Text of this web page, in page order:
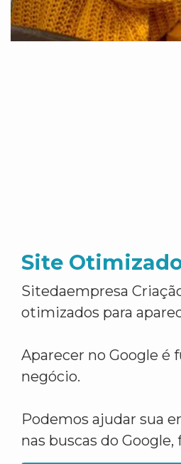
Site
Sitedaempresa
otimizados para
Aparecer no Google é
negócio.
Podemos ajudar sua
nas buscas do